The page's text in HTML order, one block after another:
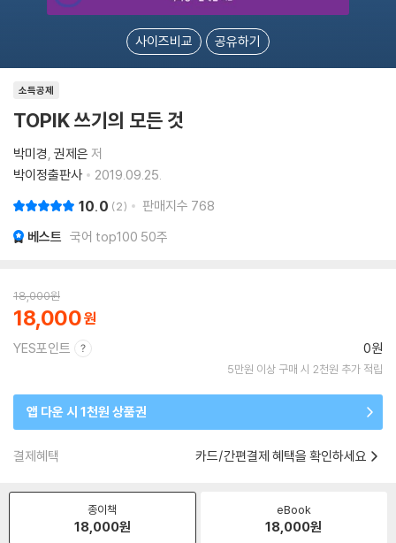
사이즈비교 공유하기
소득공제
TOPIK 쓰기의 모든 것
박미경 권제은 저
박이정출판사
2019.09.25.
10.0 2 판매지수 768
베스트 국어 top100 50주
18,000원
18,000
YES포인트 0원
5만원 이상 구매 시 2천원 추가 적립
앱 다운 시 1천원 상품권
결제혜택 카드/간편결제 혜택을 확인하세요
종이책
18,000원
eBook
18,000원